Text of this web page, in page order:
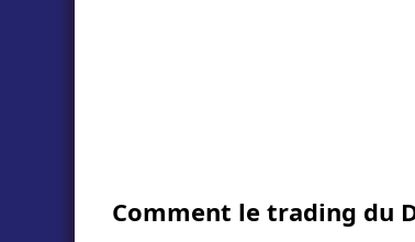
Comment le trading du